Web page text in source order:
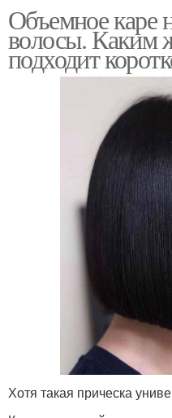
Объемное каре
волосы. Каким
подходит
Хотя такая прическа